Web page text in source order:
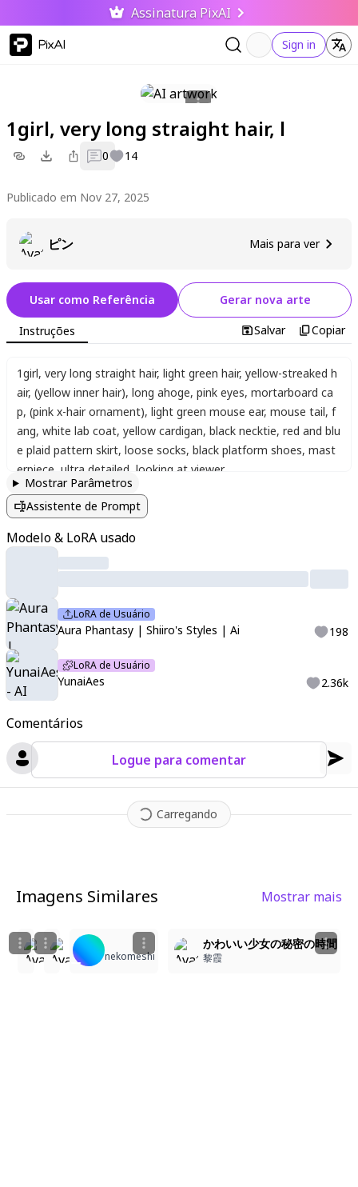
Assinatura PixAI
PixAI Sign in
1girl, very long straight hair, l
0 14
Publicado em Nov 27, 2025
ピン Mais para ver
Comentários
Logue para comentar
Carregando
Usar como Referência Gerar nova arte
Instruções Salvar Copiar
1girl, very long straight hair, light green hair, yellow-streaked h
air, (yellow inner hair), long ahoge, pink eyes, mortarboard ca
p, (pink x-hair ornament), light green mouse ear, mouse tail, f
ang, white lab coat, yellow cardigan, black necktie, red and blu
e plaid pattern skirt, loose socks, black platform shoes, mast
erpiece ultra detailed looking at viewer
Mostrar Parâmetros
Assistente de Prompt
Modelo & LoRA usado
LoRA de Usuário
Aura Phantasy | Shiiro's Styles | Ai 198
LoRA de Usuário
YunaiAes 2.36k
Imagens Similares Mostrar mais
Tesserac
Pink-Haired Cat Girl in a Dreamy Scene
Henry Masenda
nekomeshi
かわいい少女の秘密の時間
黎霞